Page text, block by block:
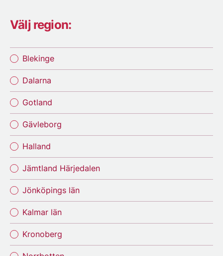
Välj region:
Blekinge
Dalarna
Gotland
Gävleborg
Halland
Jämtland Härjedalen
Jönköpings län
Kalmar län
Kronoberg